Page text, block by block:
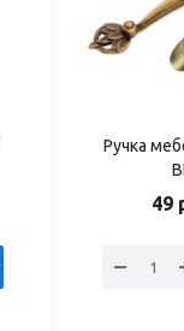
Ручка
49